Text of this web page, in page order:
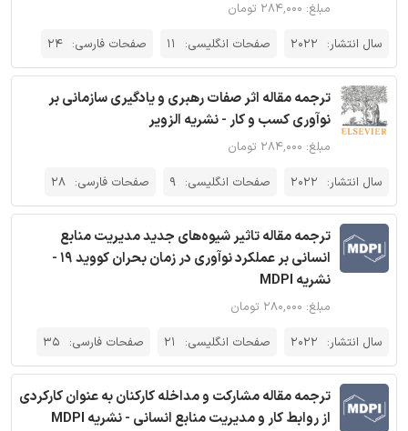
مبلغ: ۲۸۴,۰۰۰ تومان
سال انتشار: 2022 صفحات انگلیسی: 11 صفحات فارسی: 24
ترجمه مقاله اثر صفات رهبری و یادگیری سازمانی بر
نوآوری کسب و کار - نشریه الزویر
مبلغ: ۲۸۴,۰۰۰ تومان
سال انتشار: 2022 صفحات انگلیسی: 9 صفحات فارسی: 28
ترجمه مقاله تاثیر شیوه‌های جدید مدیریت منابع
انسانی بر عملکرد نوآوری در زمان بحران کووید 19 -
نشریه MDPI
مبلغ: ۲۸۰,۰۰۰ تومان
سال انتشار: 2022 صفحات انگلیسی: 21 صفحات فارسی: 35
ترجمه مقاله مشارکت و مداخله کارکنان به عنوان کارکردی
از روابط کار و مدیریت منابع انسانی - نشریه MDPI